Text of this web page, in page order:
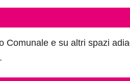
Comunale e su altri spazi